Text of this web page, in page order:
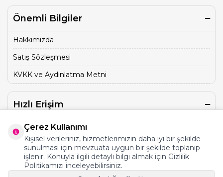
Önemli Bilgiler
Hakkımızda
Satış Sözleşmesi
KVKK ve Aydınlatma Metni
Hızlı Erişim
Üye Kayıt
İletişim
Sepet
Çerez Kullanımı
Kişisel verileriniz, hizmetlerimizin daha iyi bir şekilde
sunulması için mevzuata uygun bir şekilde toplanıp
işlenir. Konuyla ilgili detaylı bilgi almak için Gizlilik
Politikamızı inceleyebilirsiniz.